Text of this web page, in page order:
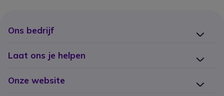
Ons bedrijf
Laat ons je helpen
Onze website